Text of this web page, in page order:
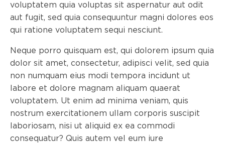
voluptatem quia voluptas sit aspernatur aut odit
aut fugit, sed quia consequuntur magni dolores eos
qui ratione voluptatem sequi nesciunt.
Neque porro quisquam est, qui dolorem ipsum quia
dolor sit amet, consectetur, adipisci velit, sed quia
non numquam eius modi tempora incidunt ut
labore et dolore magnam aliquam quaerat
voluptatem. Ut enim ad minima veniam, quis
nostrum exercitationem ullam corporis suscipit
laboriosam, nisi ut aliquid ex ea commodi
consequatur? Quis autem vel eum iure